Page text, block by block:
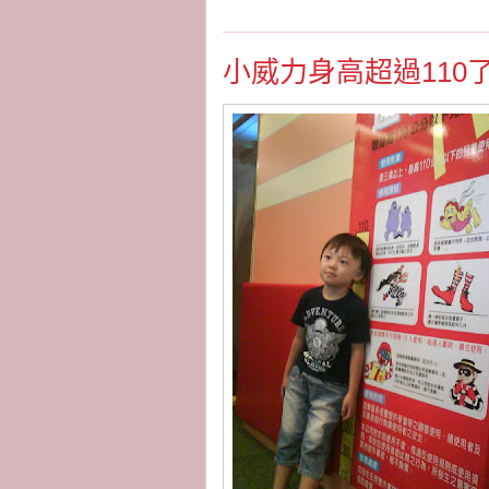
小威力身高超過110